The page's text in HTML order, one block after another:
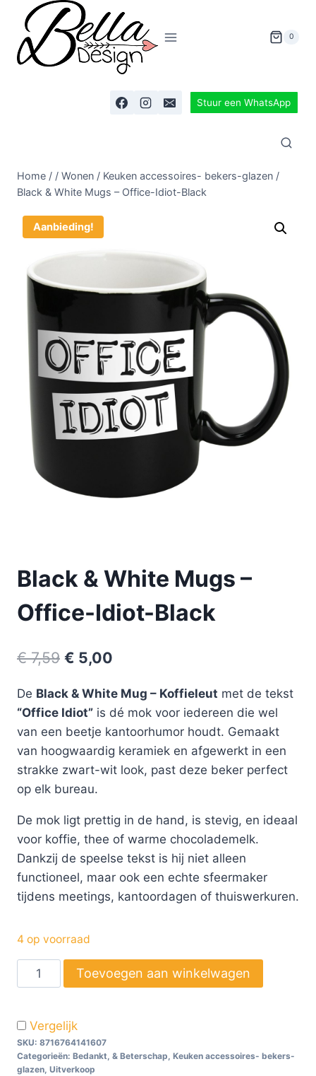
0
Stuur een WhatsApp
Home / / Wonen / Keuken accessoires- bekers-glazen /
Black & White Mugs – Office-Idiot-Black
Aanbieding!
Black & White Mugs –
Office-Idiot-Black
€7,59 € 5,00
De Black & White Mug – Koffieleut met de tekst
“Office Idiot” is dé mok voor iedereen die wel
van een beetje kantoorhumor houdt. Gemaakt
van hoogwaardig keramiek en afgewerkt in een
strakke zwart-wit look, past deze beker perfect
op elk bureau.
De mok ligt prettig in de hand, is stevig, en ideaal
voor koffie, thee of warme chocolademelk.
Dankzij de speelse tekst is hij niet alleen
functioneel, maar ook een echte sfeermaker
tijdens meetings, kantoordagen of thuiswerkuren.
4 op voorraad
Toevoegen aan winkelwagen
Vergelijk
SKU: 8716764141607
Categorieën: Bedankt, & Beterschap Keuken accessoires- bekers-
glazen Uitverkoop